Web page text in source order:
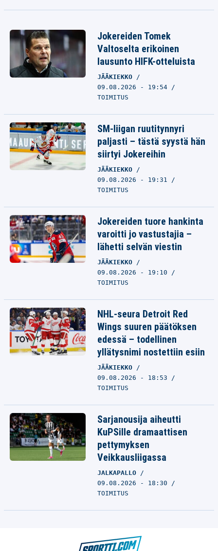
Jokereiden Tomek
Valtoselta erikoinen
lausunto HIFK-otteluista
JÄÄKIEKKO
09.08.2026 - 19:54
TOIMITUS
SM-liigan ruutitynnyri
paljasti – tästä syystä hän
siirtyi Jokereihin
JÄÄKIEKKO
09.08.2026 - 19:31
TOIMITUS
Jokereiden tuore hankinta
varoitti jo vastustajia –
lähetti selvän viestin
JÄÄKIEKKO
09.08.2026 - 19:10
TOIMITUS
NHL-seura Detroit Red
Wings suuren päätöksen
edessä – todellinen
yllätysnimi nostettiin esiin
JÄÄKIEKKO
09.08.2026 - 18:53
TOIMITUS
Sarjanousija aiheutti
KuPSille dramaattisen
pettymyksen
Veikkausliigassa
JALKAPALLO
09.08.2026 - 18:30
TOIMITUS